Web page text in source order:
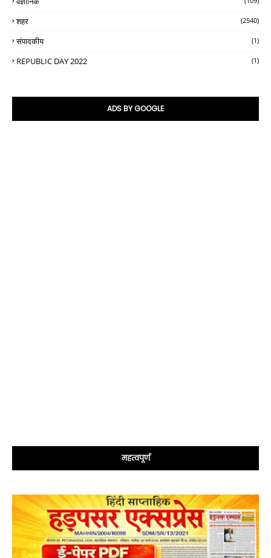
शहर (2540)
संपादकीय (1)
REPUBLIC DAY 2022 (1)
ADS BY GOOGLE
महत्वपूर्ण